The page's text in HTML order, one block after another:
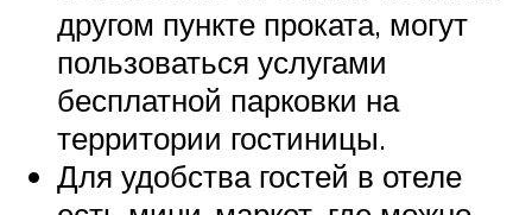
другом пункте проката, могут
пользоваться услугами
бесплатной парковки на
территории гостиницы.
Для удобства гостей в отеле